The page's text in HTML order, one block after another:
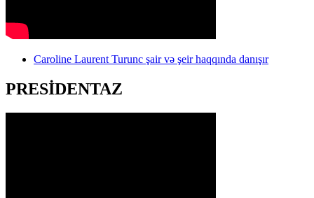
Caroline Laurent Turunc şair və şeir haqqında danışır
PRESİDENTAZ